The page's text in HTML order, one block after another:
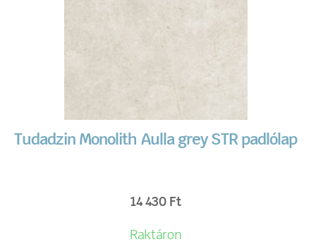
Tudadzin Monolith Aulla grey STR padlólap
14 430 Ft
Raktáron